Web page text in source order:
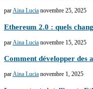
parAina Lucia novembre 25, 2025
Ethereum 2.0 : quels
parAina Lucia novembre 15, 2025
Comment développer des
parAina Lucia novembre 1, 2025